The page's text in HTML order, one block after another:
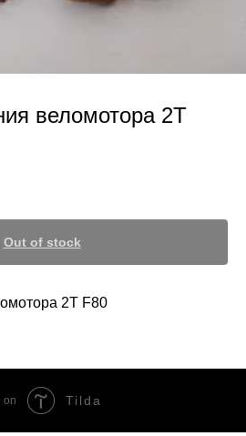
веломотора 2T
Out of stock
2T F80
on Tilda